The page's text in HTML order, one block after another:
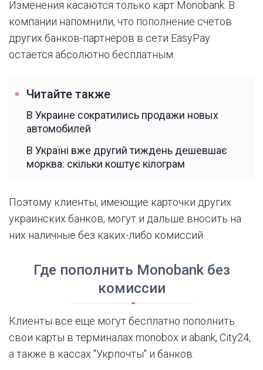
Изменения касаются только карт Monobank. В
компании напомнили, что пополнение счетов
других банков-партнеров в сети EasyPay
остается абсолютно бесплатным.
Читайте также
В Украине сократились продажи новых
автомобилей
В Україні вже другий тиждень дешевшає
морква: скільки коштує кілограм
Поэтому клиенты, имеющие карточки других
украинских банков, могут и дальше вносить на
них наличные без каких-либо комиссий.
Где пополнить Monobank без
комиссии
Клиенты все еще могут бесплатно пополнить
свои карты в терминалах monobox и abank, City24,
а также в кассах "Укрпочты" и банков: